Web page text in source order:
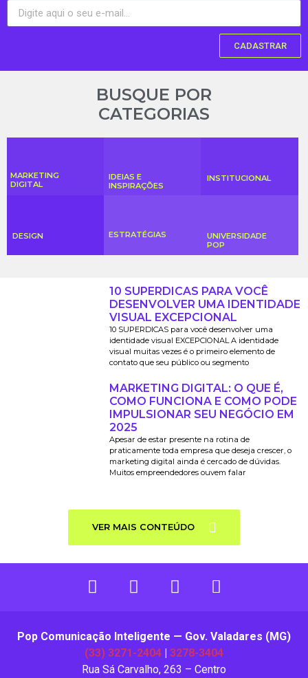
CADASTRAR
BUSQUE POR
CATEGORIAS
MARKETING
DIGITAL
IDEIAS E
INSPIRAÇÕES
INSTITUCIONAL
DESIGN ESTRATÉGIAS
UNIVERSIDADE
POP
10 SUPERDICAS PARA VOCÊ
DESENVOLVER UMA IDENTIDADE
VISUAL EXCEPCIONAL
10 SUPERDICAS para você desenvolver uma
identidade visual EXCEPCIONAL A identidade
visual muitas vezes é o primeiro elemento de
contato que seu público ou segmento
MARKETING DIGITAL: O QUE É,
COMO FUNCIONA E COMO PODE
IMPULSIONAR SEU NEGÓCIO EM
2025
Apesar de estar presente na rotina de
praticamente toda empresa que deseja crescer, o
marketing digital ainda é cercado de dúvidas.
Muitos empreendedores ouvem falar
VER MAIS CONTEÚDO
Pop Comunicação Inteligente — Gov. Valadares (MG)
(33) 3271-2404 | 3278-3404
Rua Sá Carvalho, 263 – Centro